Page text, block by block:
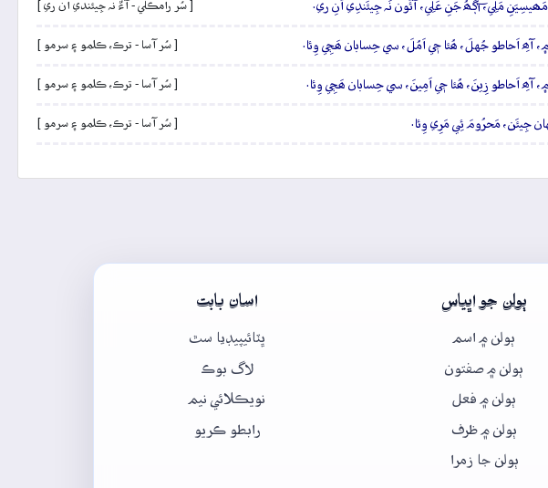
مَھيسِيَنِ مَلِي، آڳَھُ جَنِ عَلِي، آئُون نَہ جِيئَندِي اُنِ ري. [ سُر رامڪلي - آءٌ نہ جِيئندي ان ري ]
آھِ اَحاطو جُهلَ، ھُئا جٖي اَمُلَ، سي حِسابان ھَڄِي وِئا. [ سُر آسا - ترڪ، ڪلمو ۽ سرمو ]
آھِ اَحاطو زِينَ، ھُئا جٖي اَمِينَ، سي حِسابان ھَڄِي وِئا. [ سُر آسا - ترڪ، ڪلمو ۽ سرمو ]
جِيئَن، مَحرُومَ ئِي مَرِي وِئا. [ سُر آسا - ترڪ، ڪلمو ۽ سرمو ]
ٻولن جو اڀياس
ٻولن ۾ اسم
ٻولن ۾ صفتون
ٻولن ۾ فعل
ٻولن ۾ ظرف
ٻولن جا زمرا
اسان بابت
ڀٽائيپيڊيا سٿ
لاگ بوڪ
نويڪلائي نيم
رابطو ڪريو